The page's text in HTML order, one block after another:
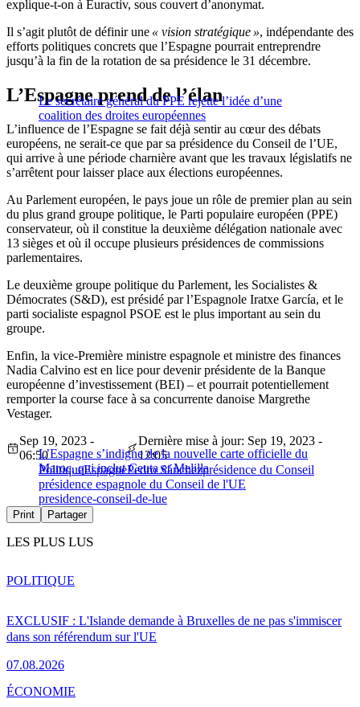
explique-t-on à Euractiv, sous couvert d’anonymat.
Il s’agit plutôt de définir une « vision stratégique », indépendante des
efforts politiques concrets que l’Espagne pourrait entreprendre
jusqu’à la fin de la rotation de sa présidence le 31 décembre.
Le secrétaire général du PPE rejette l’idée d’une
coalition des droites européennes
L’Espagne prend de l’élan
L’influence de l’Espagne se fait déjà sentir au cœur des débats
européens, ne serait-ce que par sa présidence du Conseil de l’UE,
qui arrive à une période charnière avant que les travaux législatifs ne
s’arrêtent pour laisser place aux élections européennes.
Au Parlement européen, le pays joue un rôle de premier plan au sein
du plus grand groupe politique, le Parti populaire européen (PPE)
conservateur, où il constitue la deuxième délégation nationale avec
13 sièges et où il occupe plusieurs présidences de commissions
parlementaires.
Le deuxième groupe politique du Parlement, les Socialistes &
Démocrates (S&D), est présidé par l’Espagnole Iratxe García, et le
parti socialiste espagnol PSOE est le plus important au sein du
groupe.
Enfin, la vice-Première ministre espagnole et ministre des finances
Nadia Calvino est en lice pour devenir présidente de la Banque
européenne d’investissement (BEI) – et pourrait potentiellement
remporter la course face à sa concurrente danoise Margrethe
Vestager.
L’Espagne s’indigne de la nouvelle carte officielle du
Maroc, qui inclut Ceuta et Melilla
Sep 19, 2023 -
06:50
Dernière mise à jour: Sep 19, 2023 -
12:05
PolitiqueEspagnePedro Sánchezprésidence du Conseil
présidence espagnole du Conseil de l'UE
presidence-conseil-de-lue
Print Partager
LES PLUS LUS
EXCLUSIF : L'Islande demande à Bruxelles de ne pas s'immiscer
dans son référendum sur l'UE
07.08.2026
POLITIQUE
ÉCONOMIE